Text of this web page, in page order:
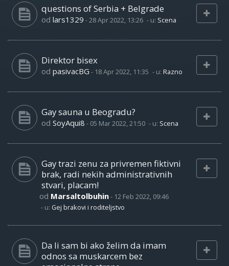
questions of Serbia + Belgrade
od lars1329 -28 Apr 2022, 13:26 - u: Scena
Direktor bisex
od pasivacBG - 18 Apr 2022, 11:35 - u: Razno
Gay sauna u Beogradu?
od SoyAqui8 - 05 Mar 2022, 21:50 - u: Scena
Gay trazi zenu za privremen fiktivni
brak, radi nekih administrativnih
stvari, placam!
od Marsaltolbuhin- 12 Feb 2022, 09:46
- u: Gej brakovi i roditeljstvo
Da li sam bi ako želim da imam
odnos sa muskarcem bez